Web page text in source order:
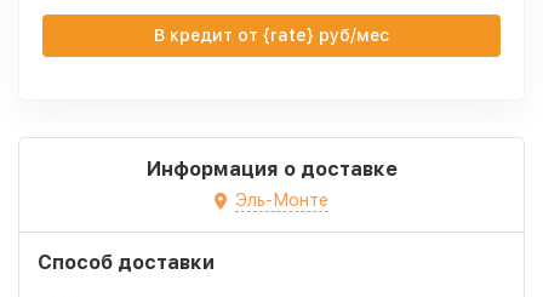
В кредит от {rate} руб/мес
Информация о доставке
Эль-Монте
Способ доставки